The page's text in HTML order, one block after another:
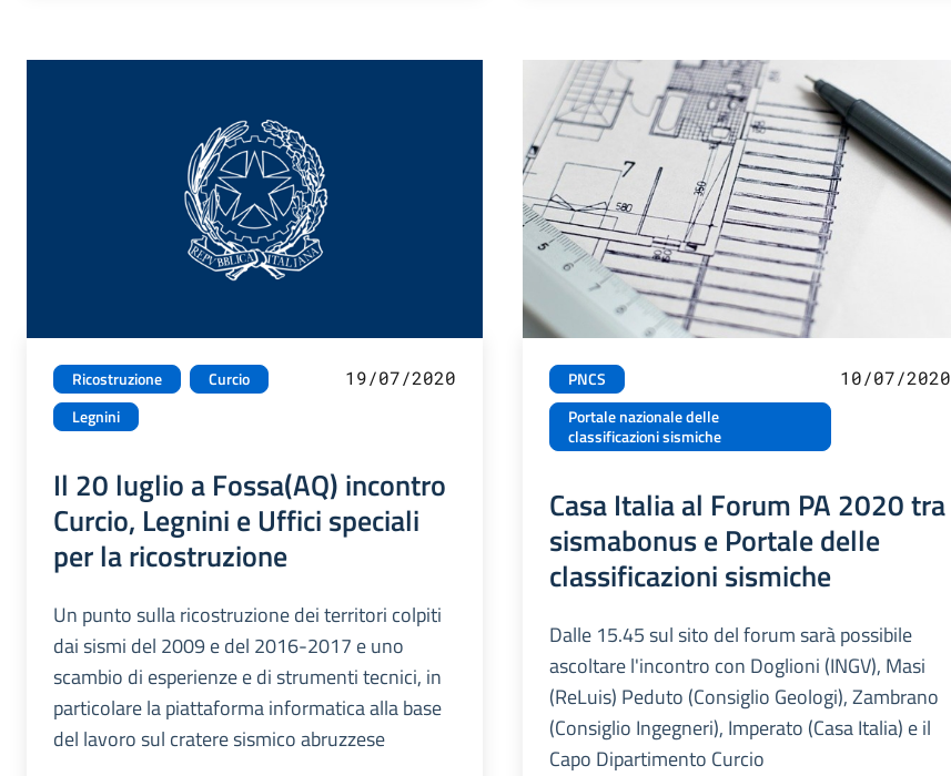
Ricostruzione
Curcio
Legnini
19/07/2020
Il 20 luglio a Fossa(AQ) incontro
Curcio, Legnini e Uffici speciali
per la ricostruzione
Un punto sulla ricostruzione dei territori colpiti
dai sismi del 2009 e del 2016-2017 e uno
scambio di esperienze e di strumenti tecnici, in
particolare la piattaforma informatica alla base
del lavoro sul cratere sismico abruzzese
PNCS
Portale nazionale delle
classificazioni sismiche
10/07/2020
Casa Italia al Forum PA 2020 tra
sismabonus e Portale delle
classificazioni sismiche
Dalle 15.45 sul sito del forum sarà possibile
ascoltare l'incontro con Doglioni (INGV), Masi
(ReLuis) Peduto (Consiglio Geologi), Zambrano
(Consiglio Ingegneri), Imperato (Casa Italia) e il
Capo Dipartimento Curcio